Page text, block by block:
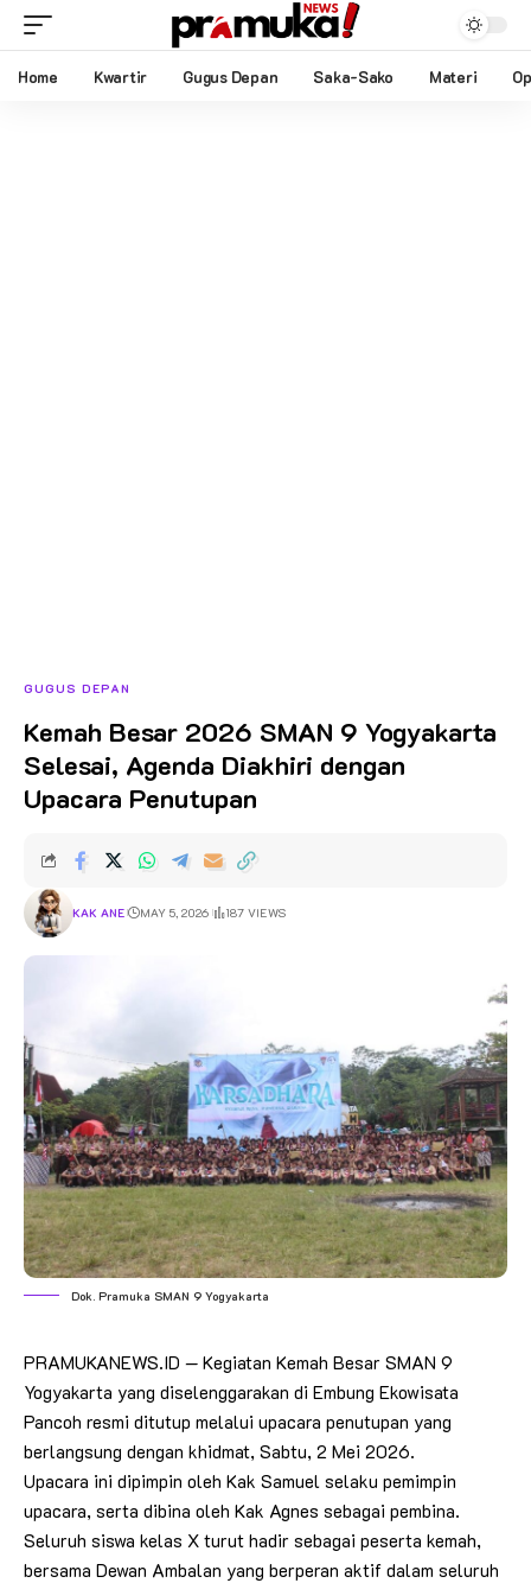
Home Kwartir Gugus Depan Saka-Sako Materi
GUGUS DEPAN
Kemah Besar 2026 SMAN 9 Yogyakarta
Selesai, Agenda Diakhiri dengan
Upacara Penutupan
KAK ANE MAY 5, 2026 187 VIEWS
Dok. Pramuka SMAN 9 Yogyakarta
PRAMUKANEWS.ID — Kegiatan Kemah Besar SMAN 9
Yogyakarta yang diselenggarakan di Embung Ekowisata
Pancoh resmi ditutup melalui upacara penutupan yang
berlangsung dengan khidmat, Sabtu, 2 Mei 2026.
Upacara ini dipimpin oleh Kak Samuel selaku pemimpin
upacara, serta dibina oleh Kak Agnes sebagai pembina.
Seluruh siswa kelas X turut hadir sebagai peserta kemah,
bersama Dewan Ambalan yang berperan aktif dalam seluruh